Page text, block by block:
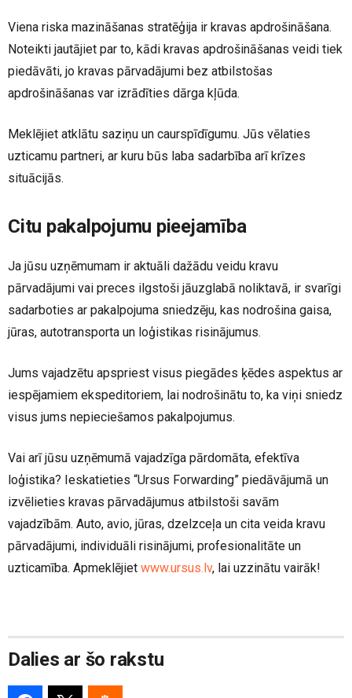
Viena riska mazināšanas stratēģija ir kravas apdrošināšana.
Noteikti jautājiet par to, kādi kravas apdrošināšanas veidi tiek
piedāvāti, jo kravas pārvadājumi bez atbilstošas
apdrošināšanas var izrādīties dārga kļūda.
Meklējiet atklātu saziņu un caurspīdīgumu. Jūs vēlaties
uzticamu partneri, ar kuru būs laba sadarbība arī krīzes
situācijās.
Citu pakalpojumu pieejamība
Ja jūsu uzņēmumam ir aktuāli dažādu veidu kravu
pārvadājumi vai preces ilgstoši jāuzglabā noliktavā, ir svarīgi
sadarboties ar pakalpojuma sniedzēju, kas nodrošina gaisa,
jūras, autotransporta un loģistikas risinājumus.
Jums vajadzētu apspriest visus piegādes ķēdes aspektus ar
iespējamiem ekspeditoriem, lai nodrošinātu to, ka viņi sniedz
visus jums nepieciešamos pakalpojumus.
Vai arī jūsu uzņēmumā vajadzīga pārdomāta, efektīva
loģistika? Ieskatieties “Ursus Forwarding” piedāvājumā un
izvēlieties kravas pārvadājumus atbilstoši savām
vajadzībām. Auto, avio, jūras, dzelzceļa un cita veida kravu
pārvadājumi, individuāli risinājumi, profesionalitāte un
uzticamība. Apmeklējiet www.ursus.lv, lai uzzinātu vairāk!
Dalies ar šo rakstu